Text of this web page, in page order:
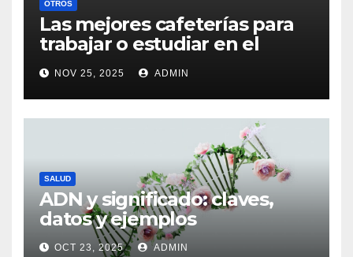
OTROS
Las mejores cafeterías para
trabajar o estudiar en el
centro de Vigo
NOV 25, 2025 ADMIN
SALUD
ADN y significado: claves,
datos y ejemplos
OCT 23, 2025 ADMIN